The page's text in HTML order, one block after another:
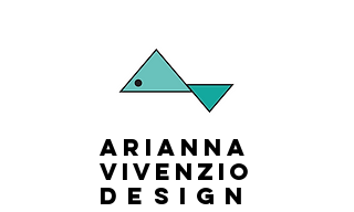
Arianna
Vivenzio
design